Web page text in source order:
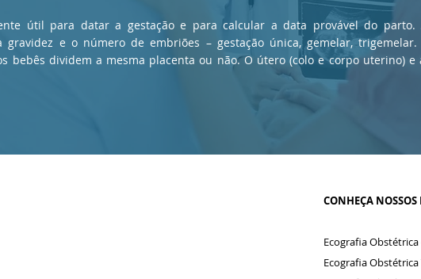
útil para datar a gestação e para calcular a data provável do parto.
gravidez e o número de embriões – gestação única, gemelar,
bebês dividem a mesma placenta ou não. O útero (colo e corpo uterino) e
CONHEÇA NOSSOS
Ecografia
Ecografia